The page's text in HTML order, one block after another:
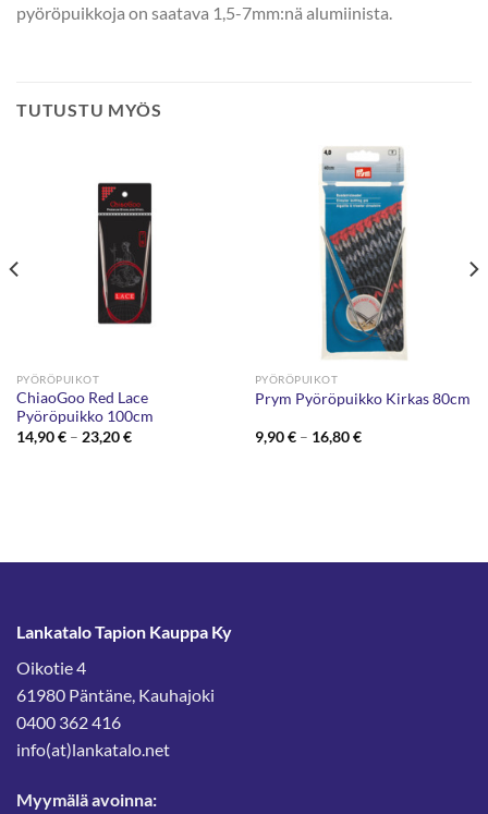
pyöröpuikkoja on saatava 1,5-7mm:nä alumiinista.
TUTUSTU MYÖS
PYÖRÖPUIKOT
ChiaoGoo Red Lace
Pyöröpuikko 100cm
14,90€ – 23,20€Hintaluokka:
PYÖRÖPUIKOT
Prym Pyöröpuikko Kirkas 80cm
9,90€ – 16,80€Hintaluokka:
Lankatalo Tapion Kauppa Ky
Oikotie 4
61980 Päntäne, Kauhajoki
0400 362 416
info(at)lankatalo.net
Myymälä avoinna: